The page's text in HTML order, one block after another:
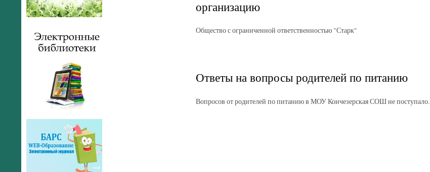
организацию
Общество с ограниченной ответственностью "Старк"
Ответы на вопросы родителей по питанию
Вопросов от родителей по питанию в МОУ Кончезерская СОШ не поступало.